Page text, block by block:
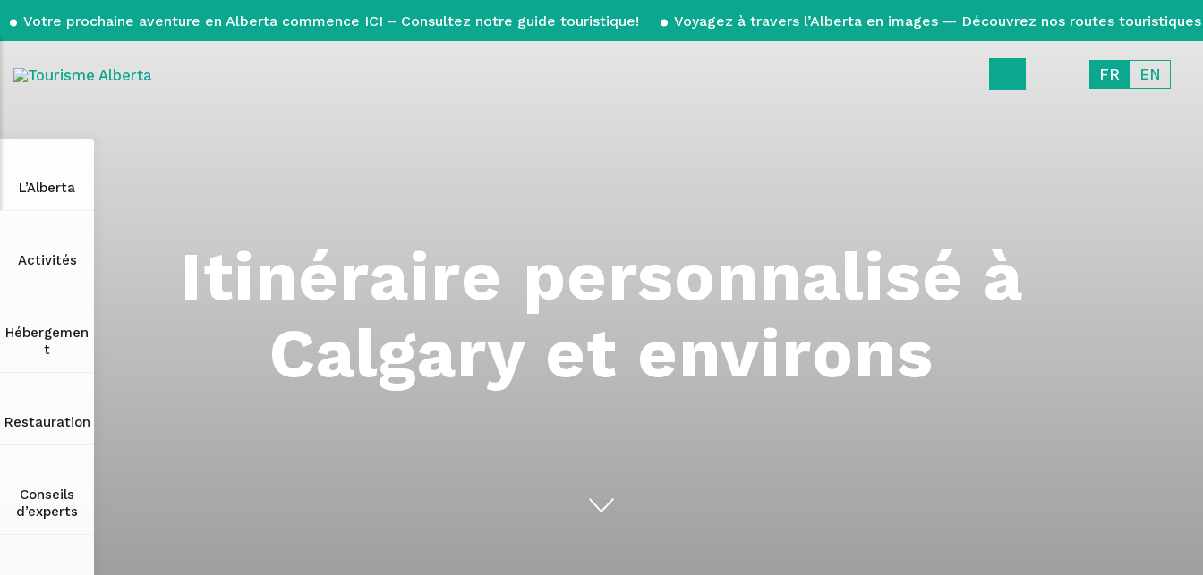
Votre prochaine aventure en Alberta commence ICI – Consultez notre guide touristique! Voyagez à travers l’Alberta en images — Découvrez nos routes touristiques
FR EN
L’Alberta
Activités
Hébergemen
t
Restauration
Conseils
d’experts
Itinéraire personnalisé à
Calgary et environs